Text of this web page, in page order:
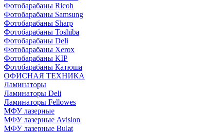
Фотобарабаны Ricoh
Фотобарабаны Samsung
Фотобарабаны Sharp
Фотобарабаны Toshiba
Фотобарабаны Deli
Фотобарабаны Xerox
Фотобарабаны KIP
Фотобарабаны Катюша
ОФИСНАЯ ТЕХНИКА
Ламинаторы
Ламинаторы Deli
Ламинаторы Fellowes
МФУ лазерные
МФУ лазерные Avision
МФУ лазерные Bulat